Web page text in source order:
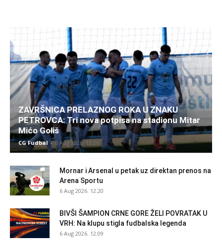
ZAVRŠNICA PRELAZNOG ROKA U ZNAKU
PETROVCA: Tri nova potpisa na stadionu Mitar
Mićo Goliš
CG Fudbal - 6 Aug 2026. 12:26
Mornar i Arsenal u petak uz direktan prenos na
Arena Sportu
6 Aug 2026. 12:20
BIVŠI ŠAMPION CRNE GORE ŽELI POVRATAK U
VRH: Na klupu stigla fudbalska legenda
6 Aug 2026. 12:09